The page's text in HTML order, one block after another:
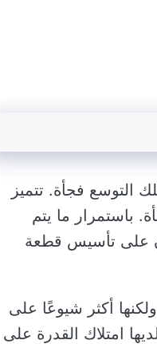
التوسع فجأة. تتميز
باستمرار ما يتم
على تأسيس قطعة
أكثر شيوعًا على
امتلاك القدرة على